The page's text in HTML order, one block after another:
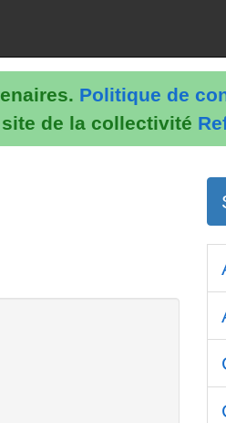
Politique de
de la collectivité